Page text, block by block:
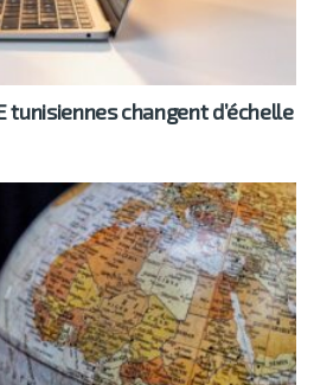
tunisiennes changent d’échelle